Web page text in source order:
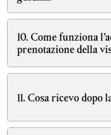
10. Come funziona
prenotazione della
11. Cosa ricevo dopo